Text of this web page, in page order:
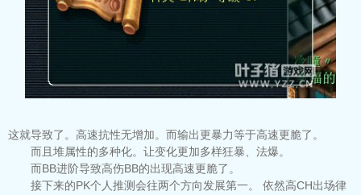
这就导致了。高速抗性无增加。而输出更暴力等于高速更脆了。
而且堆属性的多种化。让变化更加多样狂暴、法爆。
而BB进阶导致高伤BB的出现高速更脆了。
接下来的PK个人推测会往两个方向发展第一。 依然高CH出场律